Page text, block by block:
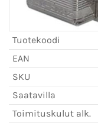
Tuotekoodi
EAN
SKU
Saatavilla
Toimituskulut alk.